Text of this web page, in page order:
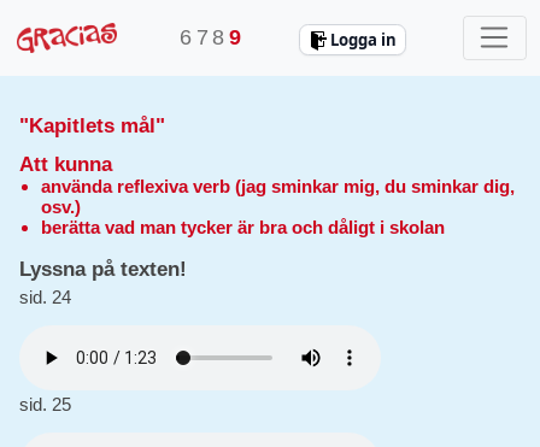
6 7 8 9 Logga in
"Kapitlets mål"
Att kunna
använda reflexiva verb (jag sminkar mig, du sminkar dig,
osv.)
berätta vad man tycker är bra och dåligt i skolan
Lyssna på texten!
sid. 24
sid. 25